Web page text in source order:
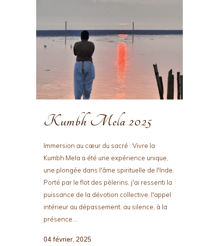
Kumbh Mela 2025
Immersion au cœur du sacré : Vivre la
Kumbh Mela a été une expérience unique,
une plongée dans l'âme spirituelle de l'Inde.
Porté par le flot des pèlerins, j'ai ressenti la
puissance de la dévotion collective, l'appel
intérieur au dépassement, au silence, à la
présence....
04 février, 2025